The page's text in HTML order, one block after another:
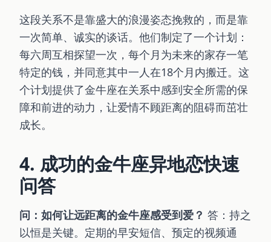
这段关系不是靠盛大的浪漫姿态挽救的，而是靠
一次简单、诚实的谈话。他们制定了一个计划：
每六周互相探望一次，每个月为未来的家存一笔
特定的钱，并同意其中一人在18个月内搬迁。这
个计划提供了金牛座在关系中感到安全所需的保
障和前进的动力，让爱情不顾距离的阻碍而茁壮
成长。
4. 成功的金牛座异地恋快速
问答
问：如何让远距离的金牛座感受到爱？ 答：持之
以恒是关键。定期的早安短信、预定的视频通